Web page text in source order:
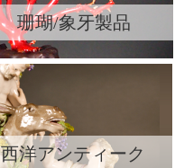
珊瑚/象牙製品
西洋アンティーク